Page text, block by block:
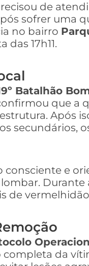
de
sofrer uma
no bairro
17h11.
Batalhão
que a
Após
secundários,
e
Durante
de
completa da